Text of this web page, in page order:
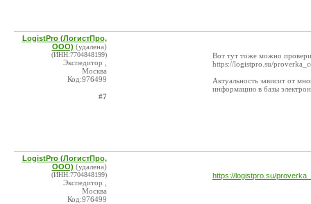
LogistPro (ЛогистПро,
ООО) (удалена)
(ИНН:7704848199)
Экспедитор ,
Москва
Код:976499
#7
Вот тут тоже можно
https://logistpro.su/
Актуальность зависит от
информацию в базы
LogistPro (ЛогистПро,
ООО) (удалена)
(ИНН:7704848199)
Экспедитор ,
Москва
Код:976499
https://logistpro.su/